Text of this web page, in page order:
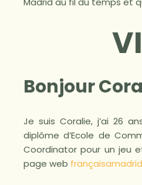
Bonjour
Je suis Coralie, j’ai 26
diplôme d’Ecole de
Coordinator pour un jeu
page web